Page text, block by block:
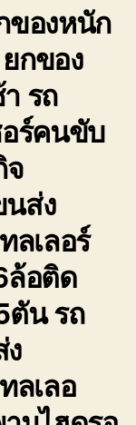
หนัก
ขึ้น
ของหนัก
กของ
รถ
อร์คนขับ
จ
ส่ง
ลเลอร์
ล้อติด
ตัน รถ
ลเลอ